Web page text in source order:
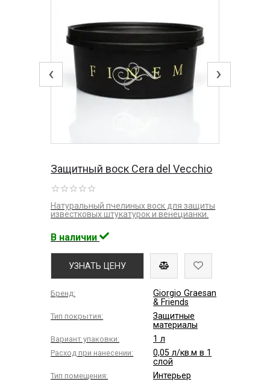
‹ ›
Защитный воск Cera del Vecchio
Натуральный пчелиных воск для защиты
известковых штукатурок и венецианки.
В наличии
УЗНАТЬ ЦЕНУ
Бренд:
Giorgio Graesan
& Friends
Тип покрытия:
Защитные
материалы
Вариант упаковки: 1 л
Расход при нанесении:
0,05 л/кв.м в 1
слой
Тип помещения: Интерьер